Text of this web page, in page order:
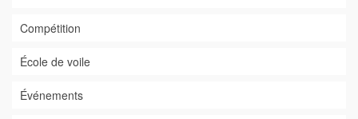
Compétition
École de voile
Événements